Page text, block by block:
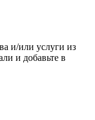
и/или услуги из
и добавьте в